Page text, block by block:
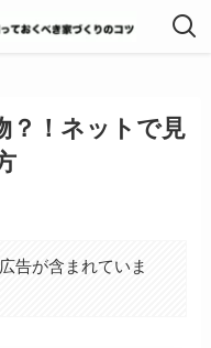
？！ネットで見
告が含まれていま